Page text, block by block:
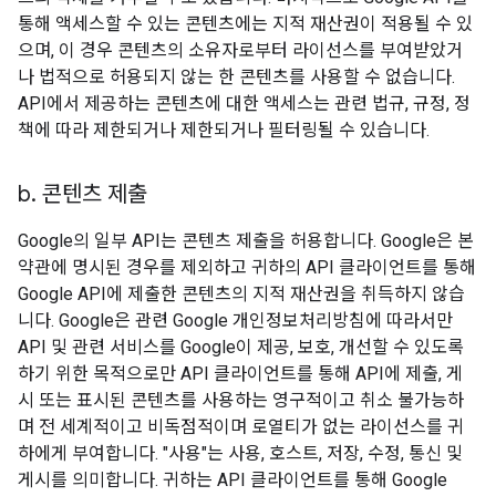
통해 액세스할 수 있는 콘텐츠에는 지적 재산권이 적용될 수 있
으며, 이 경우 콘텐츠의 소유자로부터 라이선스를 부여받았거
나 법적으로 허용되지 않는 한 콘텐츠를 사용할 수 없습니다.
API에서 제공하는 콘텐츠에 대한 액세스는 관련 법규, 규정, 정
책에 따라 제한되거나 제한되거나 필터링될 수 있습니다.
b. 콘텐츠 제출
Google의 일부 API는 콘텐츠 제출을 허용합니다. Google은 본
약관에 명시된 경우를 제외하고 귀하의 API 클라이언트를 통해
Google API에 제출한 콘텐츠의 지적 재산권을 취득하지 않습
니다. Google은 관련 Google 개인정보처리방침에 따라서만
API 및 관련 서비스를 Google이 제공, 보호, 개선할 수 있도록
하기 위한 목적으로만 API 클라이언트를 통해 API에 제출, 게
시 또는 표시된 콘텐츠를 사용하는 영구적이고 취소 불가능하
며 전 세계적이고 비독점적이며 로열티가 없는 라이선스를 귀
하에게 부여합니다. "사용"는 사용, 호스트, 저장, 수정, 통신 및
게시를 의미합니다. 귀하는 API 클라이언트를 통해 Google